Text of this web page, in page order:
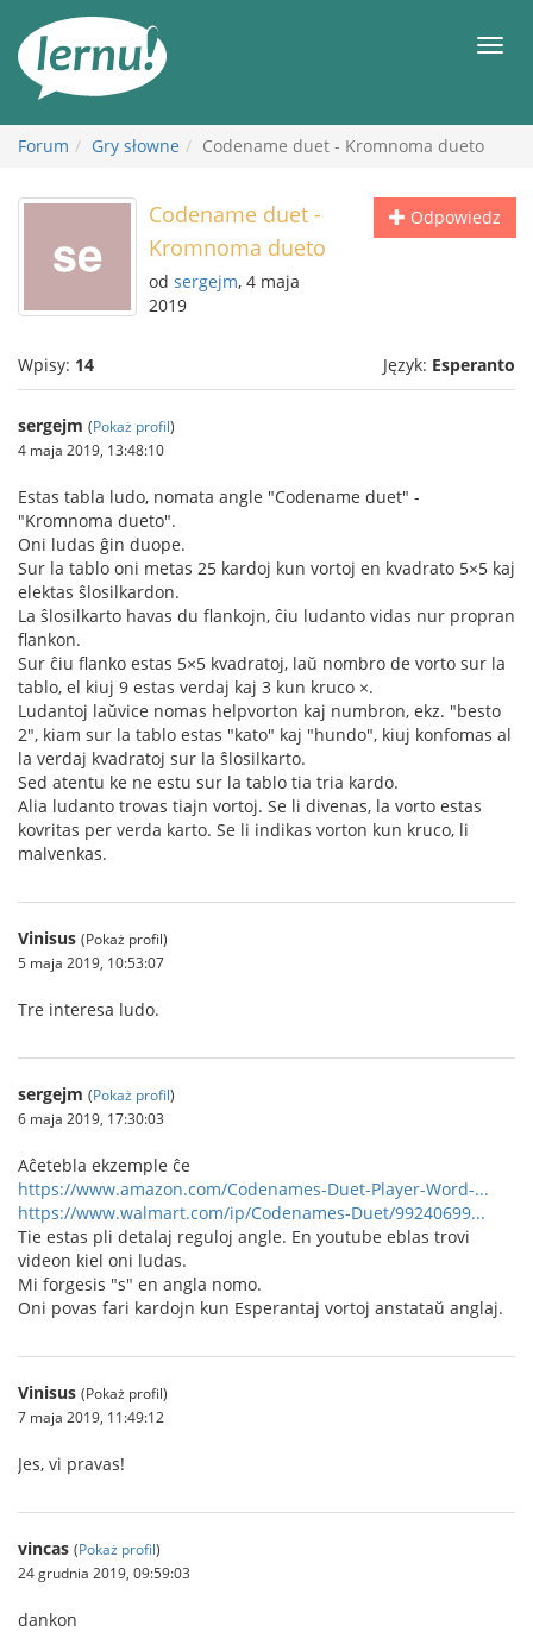
Forum Gry słowne Codename duet - Kromnoma dueto
Odpowiedz
Codename duet -
Kromnoma dueto
od sergejm, 4 maja
2019
Wpisy: 14 Język: Esperanto
sergejm (Pokaż profil)
4 maja 2019, 13:48:10
Estas tabla ludo, nomata angle "Codename duet" -
"Kromnoma dueto".
Oni ludas ĝin duope.
Sur la tablo oni metas 25 kardoj kun vortoj en kvadrato 5×5 kaj
elektas ŝlosilkardon.
La ŝlosilkarto havas du flankojn, ĉiu ludanto vidas nur propran
flankon.
Sur ĉiu flanko estas 5×5 kvadratoj, laŭ nombro de vorto sur la
tablo, el kiuj 9 estas verdaj kaj 3 kun kruco ×.
Ludantoj laŭvice nomas helpvorton kaj numbron, ekz. "besto
2", kiam sur la tablo estas "kato" kaj "hundo", kiuj konfomas al
la verdaj kvadratoj sur la ŝlosilkarto.
Sed atentu ke ne estu sur la tablo tia tria kardo.
Alia ludanto trovas tiajn vortoj. Se li divenas, la vorto estas
kovritas per verda karto. Se li indikas vorton kun kruco, li
malvenkas.
Vinisus (Pokaż profil)
5 maja 2019, 10:53:07
Tre interesa ludo.
sergejm (Pokaż profil)
6 maja 2019, 17:30:03
Aĉetebla ekzemple ĉe
https://www.amazon.com/Codenames-Duet-Player-Word-...
https://www.walmart.com/ip/Codenames-Duet/99240699...
Tie estas pli detalaj reguloj angle. En youtube eblas trovi
videon kiel oni ludas.
Mi forgesis "s" en angla nomo.
Oni povas fari kardojn kun Esperantaj vortoj anstataŭ anglaj.
Vinisus (Pokaż profil)
7 maja 2019, 11:49:12
Jes, vi pravas!
vincas (Pokaż profil)
24 grudnia 2019, 09:59:03
dankon